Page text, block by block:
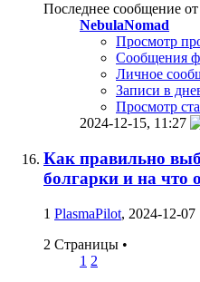
Последнее сообщение от
NebulaNomad
Просмотр
Сообщения
Личное
Записи в
Просмотр
2024-12-15, 11:27
Как правильно
болгарки и на что
1 PlasmaPilot, 2024-12-07
2 Страницы •
1 2